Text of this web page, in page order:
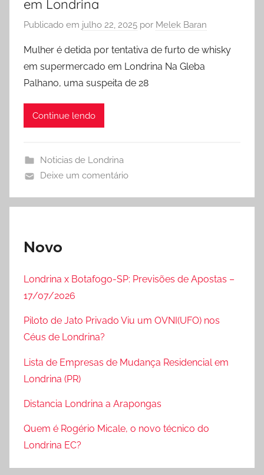
em Londrina
Publicado em julho 22, 2025 por Melek Baran
Mulher é detida por tentativa de furto de whisky
em supermercado em Londrina Na Gleba
Palhano, uma suspeita de 28
Continue lendo
Noticias de Londrina
Deixe um comentário
Novo
Londrina x Botafogo-SP: Previsões de Apostas –
17/07/2026
Piloto de Jato Privado Viu um OVNI(UFO) nos
Céus de Londrina?
Lista de Empresas de Mudança Residencial em
Londrina (PR)
Distancia Londrina a Arapongas
Quem é Rogério Micale, o novo técnico do
Londrina EC?